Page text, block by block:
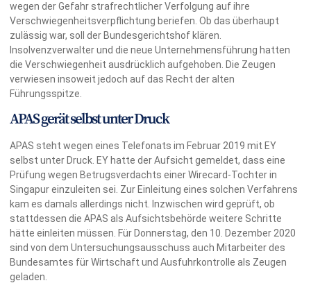
wegen der Gefahr strafrechtlicher Verfolgung auf ihre
Verschwiegenheitsverpflichtung beriefen. Ob das überhaupt
zulässig war, soll der Bundesgerichtshof klären.
Insolvenzverwalter und die neue Unternehmensführung hatten
die Verschwiegenheit ausdrücklich aufgehoben. Die Zeugen
verwiesen insoweit jedoch auf das Recht der alten
Führungsspitze.
APAS gerät selbst unter Druck
APAS steht wegen eines Telefonats im Februar 2019 mit EY
selbst unter Druck. EY hatte der Aufsicht gemeldet, dass eine
Prüfung wegen Betrugsverdachts einer Wirecard-Tochter in
Singapur einzuleiten sei. Zur Einleitung eines solchen Verfahrens
kam es damals allerdings nicht. Inzwischen wird geprüft, ob
stattdessen die APAS als Aufsichtsbehörde weitere Schritte
hätte einleiten müssen. Für Donnerstag, den 10. Dezember 2020
sind von dem Untersuchungsausschuss auch Mitarbeiter des
Bundesamtes für Wirtschaft und Ausfuhrkontrolle als Zeugen
geladen.